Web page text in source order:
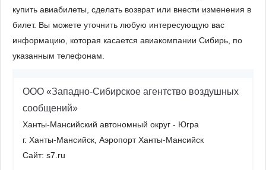
купить авиабилеты, сделать возврат или внести изменения в
билет. Вы можете уточнить любую интересующую вас
информацию, которая касается авиакомпании Сибирь, по
указанным телефонам.
ООО «Западно-Сибирское агентство воздушных
сообщений»
Ханты-Мансийский автономный округ - Югра
г. Ханты-Мансийск, Аэропорт Ханты-Мансийск
Сайт: s7.ru